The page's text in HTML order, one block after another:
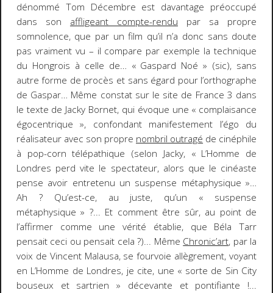
dénommé Tom Décembre est davantage préoccupé
dans son affligeant compte-rendu par sa propre
somnolence, que par un film qu’il n’a donc sans doute
pas vraiment vu – il compare par exemple la technique
du Hongrois à celle de… « Gaspard Noé » (sic), sans
autre forme de procès et sans égard pour l’orthographe
de Gaspar… Même constat sur le site de France 3 dans
le texte de Jacky Bornet, qui évoque une « complaisance
égocentrique », confondant manifestement l’égo du
réalisateur avec son propre nombril outragé de cinéphile
à pop-corn télépathique (selon Jacky, « L’Homme de
Londres perd vite le spectateur, alors que le cinéaste
pense avoir entretenu un suspense métaphysique »…
Ah ? Qu’est-ce, au juste, qu’un « suspense
métaphysique » ?... Et comment être sûr, au point de
l’affirmer comme une vérité établie, que Béla Tarr
pensait ceci ou pensait cela ?)... Même Chronic’art, par la
voix de Vincent Malausa, se fourvoie allègrement, voyant
en L’Homme de Londres, je cite, une « sorte de Sin City
bouseux et sartrien » décevante et pontifiante !...